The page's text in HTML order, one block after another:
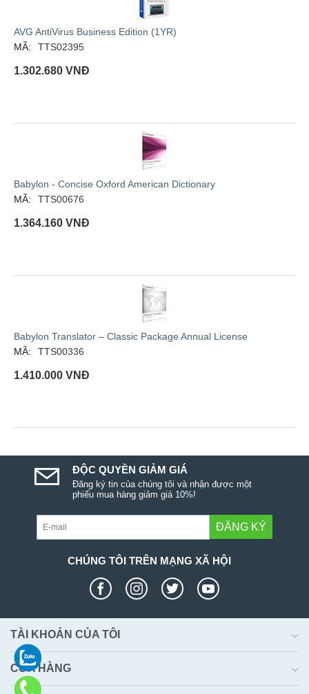
AVG AntiVirus Business Edition (1YR)
MÃ:
TTS02395
1.302.680 VNĐ
Babylon - Concise Oxford American Dictionary
MÃ:
TTS00676
1.364.160 VNĐ
Babylon Translator – Classic Package Annual License
MÃ:
TTS00336
1.410.000 VNĐ
ĐỘC QUYỀN GIẢM GIÁ
Đăng ký tin của chúng tôi và nhận được một
phiếu mua hàng giảm giá 10%!
ĐĂNG KÝ
CHÚNG TÔI TRÊN MẠNG XÃ HỘI
TÀI KHOẢN CỦA TÔI
CỬA HÀNG